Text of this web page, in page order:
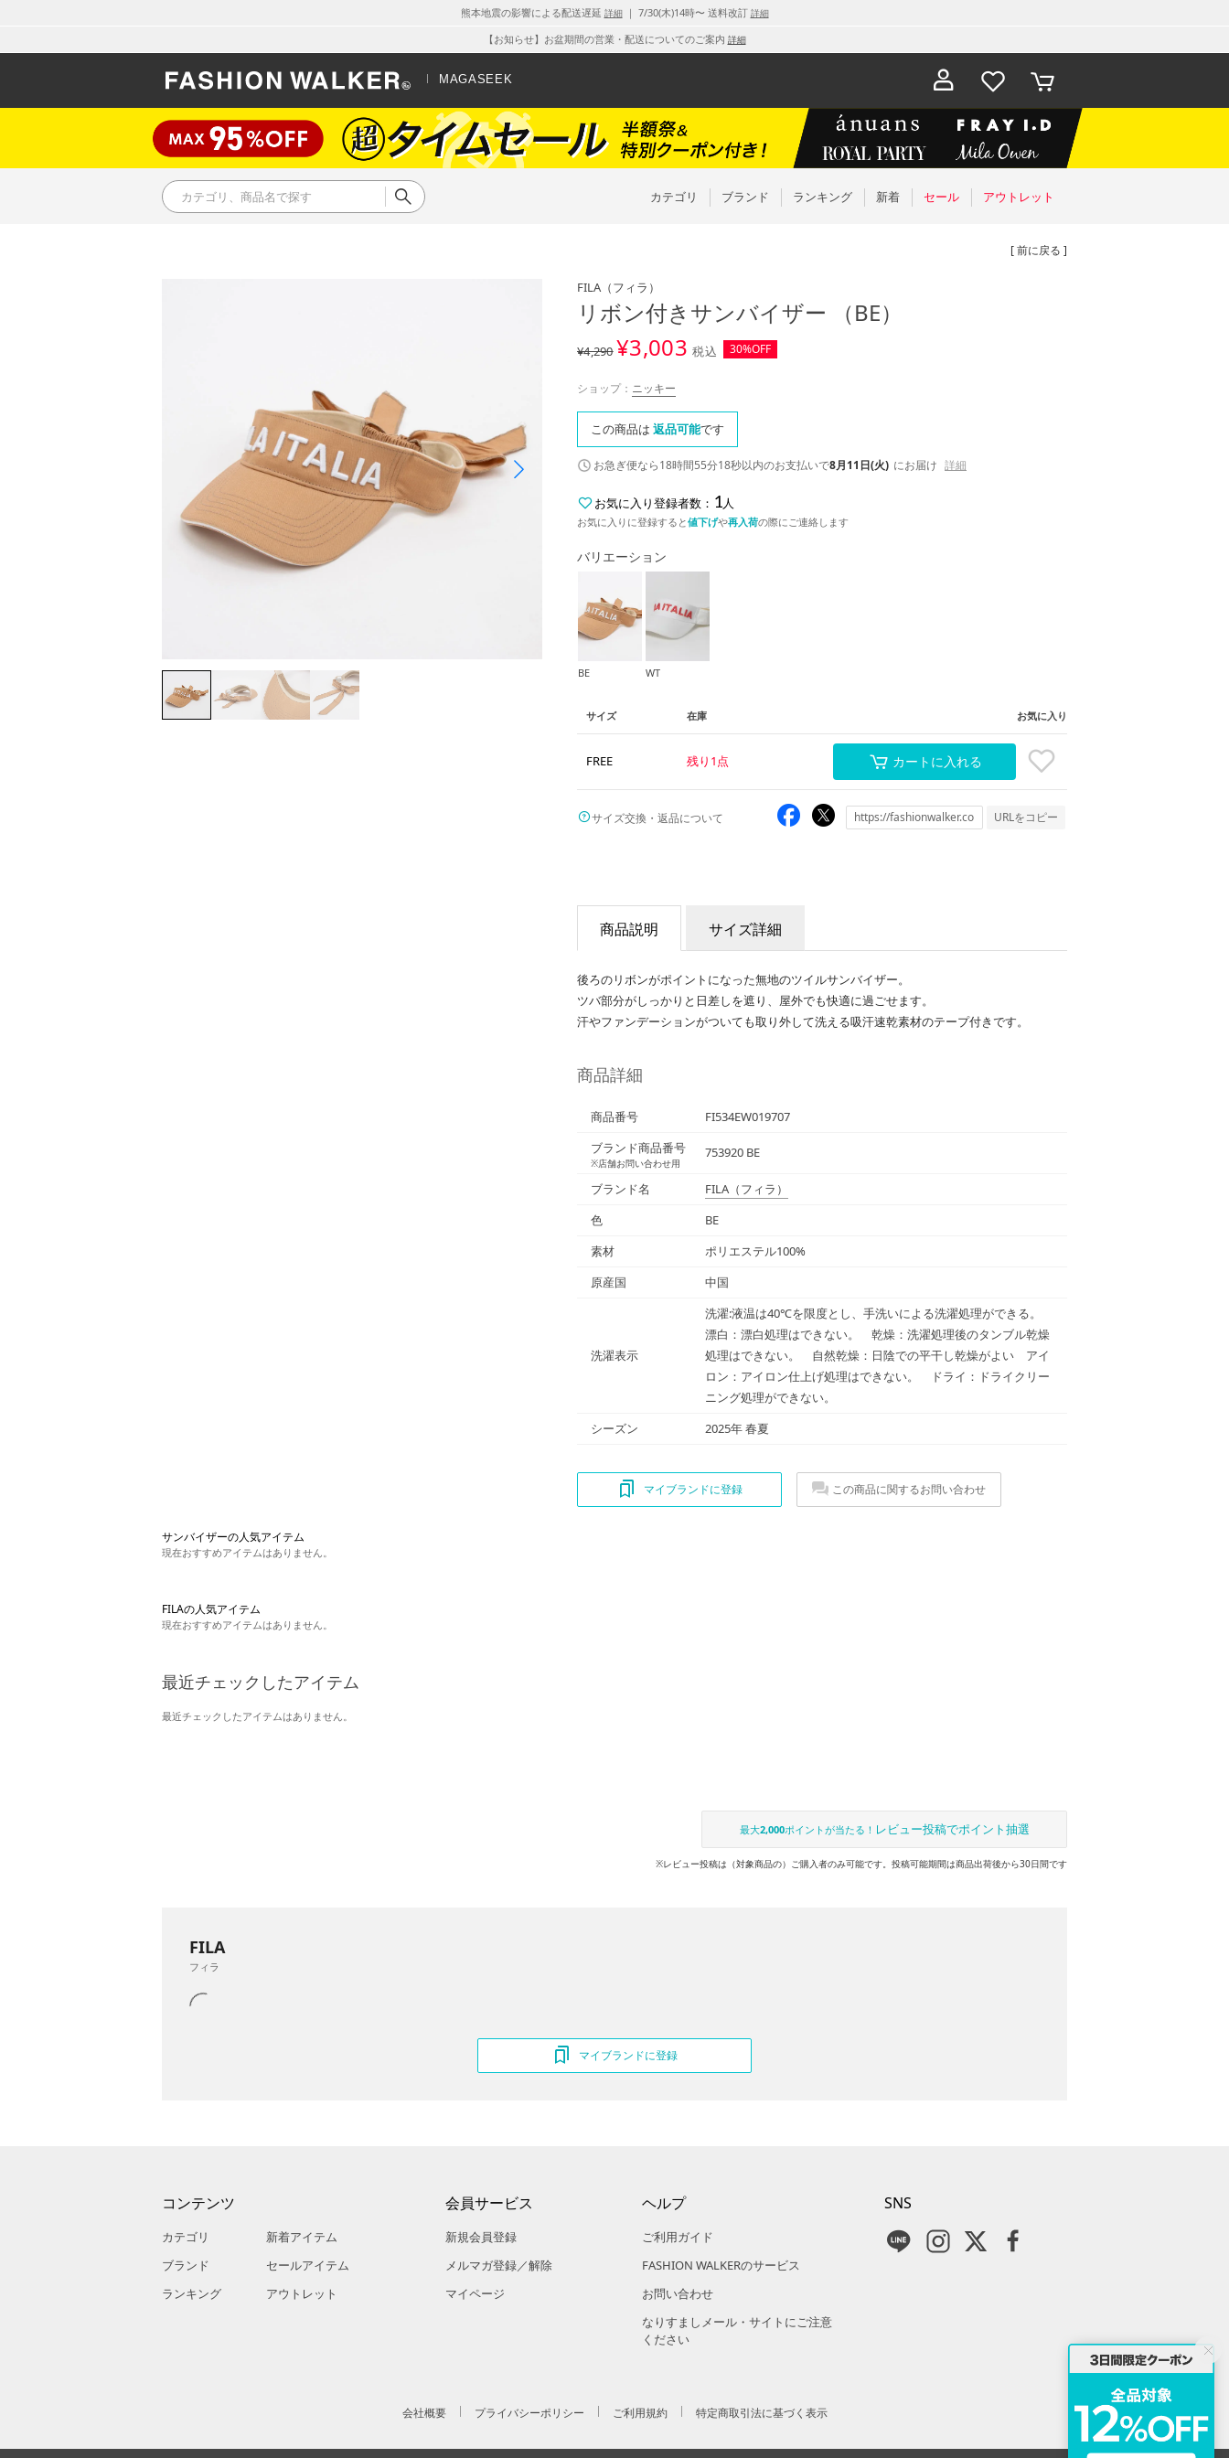
熊本地震の影響による配送遅延 詳細｜ 7/30(木)14時〜 送料改訂 詳細
【お知らせ】お盆期間の営業・配送についてのご案内 詳細
MAGASEEK
お気に入
り
カート
カテゴリ ブランド ランキング 新着 セール アウトレット
[ 前に戻る ]
FILA （フィラ）
リボン付きサンバイザー （BE）
¥4,290¥3,003 税込 30%OFF
ショップ： ニッキー
この商品は 返品可能です
お急ぎ便なら18時間55分18秒以内のお支払いで8月11日(火) にお届け 詳細
お気に入り登録者数： 1 人
お気に入りに登録すると値下げや再入荷の際にご連絡します
バリエーション
BE WT
サイズ 在庫 お気に入り
FREE 残り1点 カートに入れる
サイズ交換・返品について URLをコピー
商品説明 サイズ詳細
後ろのリボンがポイントになった無地のツイルサンバイザー。
ツバ部分がしっかりと日差しを遮り、屋外でも快適に過ごせます。
汗やファンデーションがついても取り外して洗える吸汗速乾素材のテープ付きです。
商品詳細
商品番号
FI534EW019707
ブランド商品番号
※店舗お問い合わせ用
753920 BE
ブランド名 FILA （フィラ）
色
BE
素材
ポリエステル100%
原産国
中国
洗濯表示
洗濯:液温は40℃を限度とし、手洗いによる洗濯処理ができる。
漂白：漂白処理はできない。 乾燥：洗濯処理後のタンブル乾燥
処理はできない。 自然乾燥：日陰での平干し乾燥がよい アイ
ロン：アイロン仕上げ処理はできない。 ドライ：ドライクリー
ニング処理ができない。
シーズン
2025年 春夏
マイブランドに登録 この商品に関するお問い合わせ
サンバイザーの人気アイテム
現在おすすめアイテムはありません。
FILAの人気アイテム
現在おすすめアイテムはありません。
最近チェックしたアイテム
最近チェックしたアイテムはありません。
最大2,000ポイントが当たる！ レビュー投稿でポイント抽選
※レビュー投稿は（対象商品の）ご購入者のみ可能です。投稿可能期間は商品出荷後から30日間です
FILA
フィラ
マイブランドに登録
コンテンツ
カテゴリ
ブランド
ランキング
新着アイテム
セールアイテム
アウトレット
会員サービス
新規会員登録
メルマガ登録／解除
マイページ
ヘルプ
ご利用ガイド
FASHION WALKERのサービス
お問い合わせ
なりすましメール・サイトにご注意
ください
SNS
会社概要 プライバシーポリシー ご利用規約 特定商取引法に基づく表示